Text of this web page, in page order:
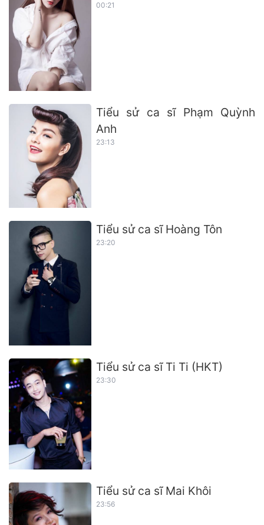
00:21
Tiểu sử ca sĩ Phạm Quỳnh
Anh
23:13
Tiểu sử ca sĩ Hoàng Tôn
23:20
Tiểu sử ca sĩ Ti Ti (HKT)
23:30
Tiểu sử ca sĩ Mai Khôi
23:56